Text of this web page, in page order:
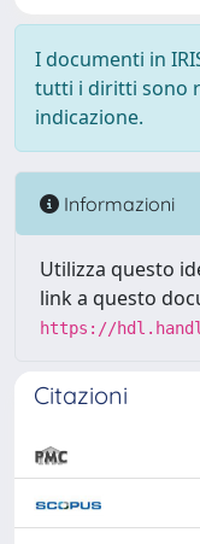
I documenti in
tutti i diritti sono
indicazione.
Informazioni
Utilizza questo
link a questo
https://
Citazioni